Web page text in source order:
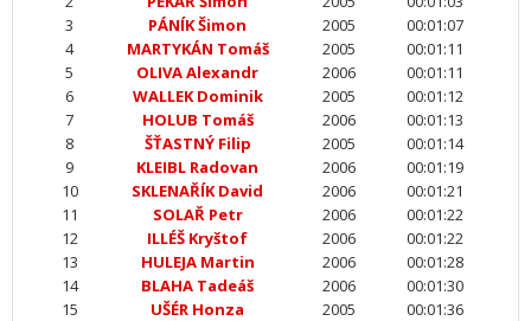
3
PÁNÍK Šimon 2005
00:01:07
4
MARTYKÁN Tomáš 2005
00:01:11
5
OLIVA Alexandr 2006
00:01:11
6
WALLEK Dominik 2005
00:01:12
7
HOLUB Tomáš 2006
00:01:13
8
ŠŤASTNÝ Filip 2005
00:01:14
9
KLEIBL Radovan 2006
00:01:19
10
SKLENAŘÍK David 2006
00:01:21
11
SOLAŘ Petr 2006
00:01:22
12
ILLÉŠ Kryštof 2006
00:01:22
13
HULEJA Martin 2006
00:01:28
14
BLAHA Tadeáš 2006
00:01:30
15
UŠÉR Honza 2005
00:01:36